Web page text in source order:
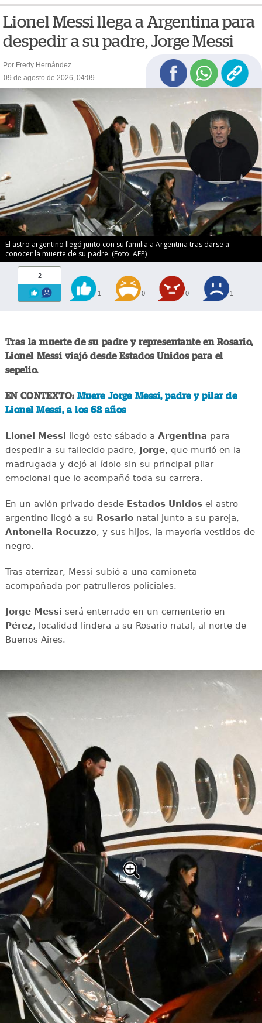
Lionel Messi llega a Argentina para
despedir a su padre, Jorge Messi
Por Fredy Hernández
09 de agosto de 2026, 04:09
El astro argentino llegó junto con su familia a Argentina tras darse a
conocer la muerte de su padre. (Foto: AFP)
2
1 0 0 1
Tras la muerte de su padre y representante en Rosario,
Lionel Messiviajó desde Estados Unidos para el
sepelio.
EN CONTEXTO: Muere Jorge Messi, padre y pilar de
Lionel Messi, a los 68 años
Lionel Messi llegó este sábado a Argentina para
despedir a su fallecido padre, Jorge, que murió en la
madrugada y dejó al ídolo sin su principal pilar
emocional que lo acompañó toda su carrera.
En un avión privado desdeEstados Unidosel astro
argentino llegó a su Rosarionatal junto a su pareja,
Antonella Rocuzzo, y sus hijos, la mayoría vestidos de
negro.
Tras aterrizar, Messi subió a una camioneta
acompañada por patrulleros policiales.
Jorge Messi será enterrado en un cementerio en
Pérez, localidad lindera a su Rosario natal, al norte de
Buenos Aires.